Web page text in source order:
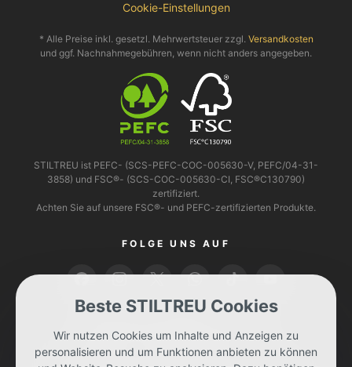
Cookie-Einstellungen
* Alle Preise inkl. gesetzl. Mehrwertsteuer zzgl. Versandkosten
und ggf. Nachnahmegebühren, wenn nicht anders angegeben.
STILTREU ist PEFC- (SCS-PEFC-COC-005630-V, PEFC/04-31-
3858) und FSC®- (SCS-COC-005630-CI, FSC®C130790)
zertifiziert.
Achten Sie auf unsere FSC®- und PEFC-zertifizierten Produkte.
FOLGE UNS AUF
Beste STILTREU Cookies
Wir nutzen Cookies um Inhalte und Anzeigen zu
personalisieren und um Funktionen anbieten zu können